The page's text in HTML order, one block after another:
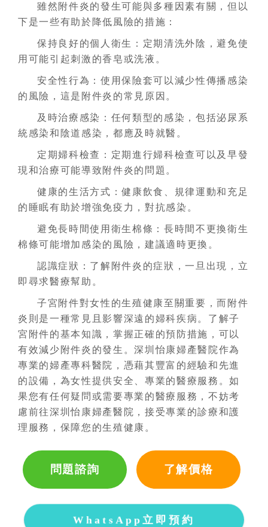
雖然附件炎的發生可能與多種因素有關，但以
下是一些有助於降低風險的措施：
保持良好的個人衛生：定期清洗外陰，避免使
用可能引起刺激的香皂或洗液。
安全性行為：使用保險套可以減少性傳播感染
的風險，這是附件炎的常見原因。
及時治療感染：任何類型的感染，包括泌尿系
統感染和陰道感染，都應及時就醫。
定期婦科檢查：定期進行婦科檢查可以及早發
現和治療可能導致附件炎的問題。
健康的生活方式：健康飲食、規律運動和充足
的睡眠有助於增強免疫力，對抗感染。
避免長時間使用衛生棉條：長時間不更換衛生
棉條可能增加感染的風險，建議適時更換。
認識症狀：了解附件炎的症狀，一旦出現，立
即尋求醫療幫助。
子宮附件對女性的生殖健康至關重要，而附件
炎則是一種常見且影響深遠的婦科疾病。了解子
宮附件的基本知識，掌握正確的預防措施，可以
有效減少附件炎的發生。深圳怡康婦產醫院作為
專業的婦產專科醫院，憑藉其豐富的經驗和先進
的設備，為女性提供安全、專業的醫療服務。如
果您有任何疑問或需要專業的醫療服務，不妨考
慮前往深圳怡康婦產醫院，接受專業的診療和護
理服務，保障您的生殖健康。
問題諮詢 了解價格
WhatsApp立即預約